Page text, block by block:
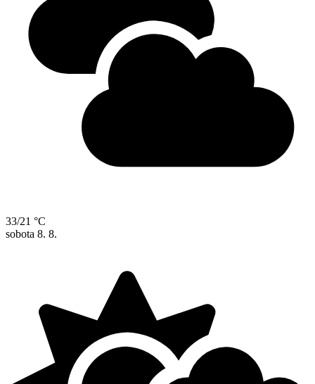
33/21 °C
sobota 8. 8.